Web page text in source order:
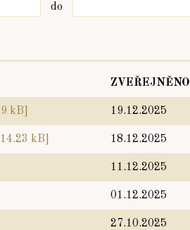
do
ZVEŘEJNĚNO
kB] 19.12.2025
kB] 18.12.2025
11.12.2025
01.12.2025
27.10.2025